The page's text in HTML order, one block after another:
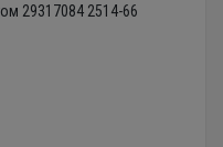
29317084 2514-66